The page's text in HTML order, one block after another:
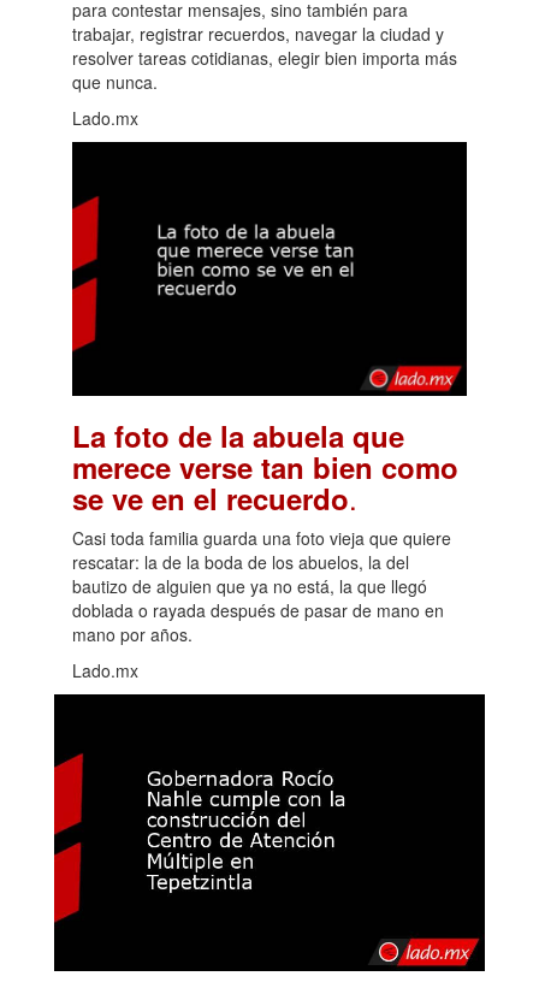
para contestar mensajes, sino también para
trabajar, registrar recuerdos, navegar la ciudad y
resolver tareas cotidianas, elegir bien importa más
que nunca.
Lado.mx
La foto de la abuela que
merece verse tan bien como
se ve en el recuerdo.
Casi toda familia guarda una foto vieja que quiere
rescatar: la de la boda de los abuelos, la del
bautizo de alguien que ya no está, la que llegó
doblada o rayada después de pasar de mano en
mano por años.
Lado.mx